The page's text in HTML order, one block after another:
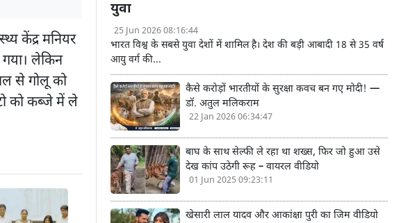
केंद्र मनियर
लेकिन
से गोलू को
को कब्जे में ले
युवा
25 Jun 2026 08:16:44
भारत विश्व के सबसे युवा देशों में शामिल है। देश की बड़ी आबादी 18 से 35 वर्ष
आयु वर्ग की...
कैसे करोड़ों भारतीयों के सुरक्षा कवच बन गए मोदी! —
डॉ. अतुल मलिकराम
22 Jan 2026 06:34:47
बाघ के साथ सेल्फी ले रहा था शख्स, फिर जो हुआ उसे
देख कांप उठेगी रूह – वायरल वीडियो
01 Jun 2025 09:23:11
खेसारी लाल यादव और आकांक्षा पुरी का जिम वीडियो